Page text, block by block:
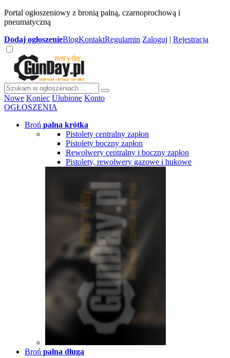
Portal ogłoszeniowy z bronią palną, czarnoprochową i
pneumatyczną
Dodaj ogłoszenieBlogKontaktRegulamin Zaloguj | Rejestracja
Nowe Koniec Ulubione Konto
OGŁOSZENIA
Broń palna krótka
Pistolety centralny zapłon
Pistolety boczny zapłon
Rewolwery centralny i boczny zapłon
Pistolety, rewolwery gazowe i hukowe
Broń palna długa